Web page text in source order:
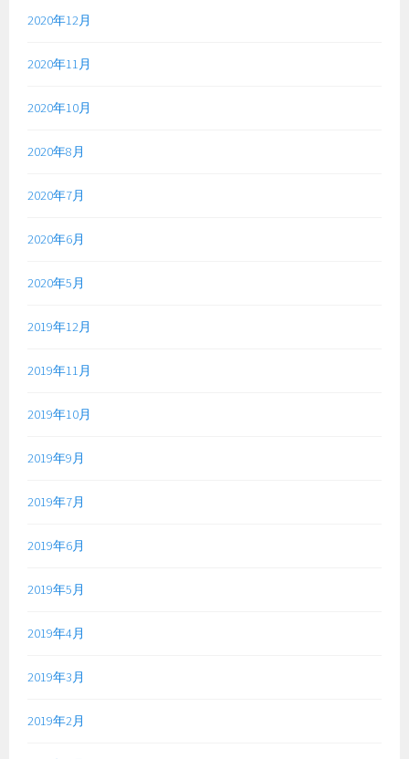
2020年12月
2020年11月
2020年10月
2020年8月
2020年7月
2020年6月
2020年5月
2019年12月
2019年11月
2019年10月
2019年9月
2019年7月
2019年6月
2019年5月
2019年4月
2019年3月
2019年2月